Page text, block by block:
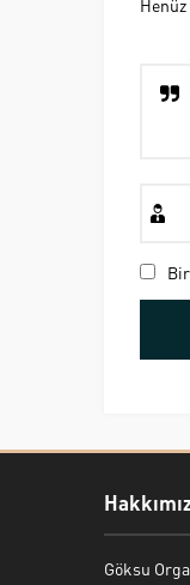
GöksuBekir